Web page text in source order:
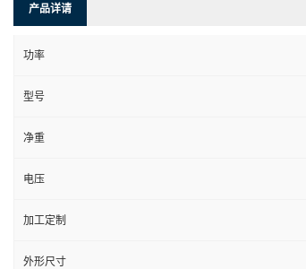
产品详请
功率
型号
净重
电压
加工定制
外形尺寸